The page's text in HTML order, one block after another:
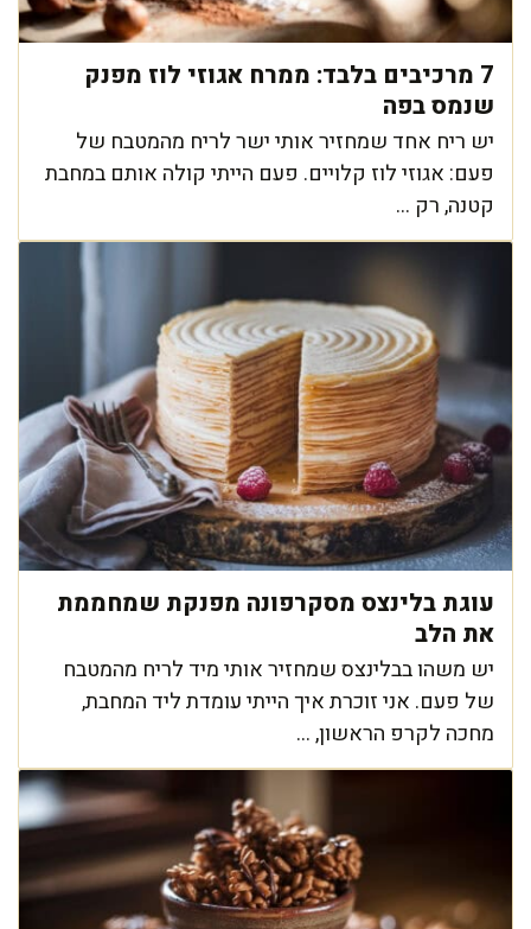
7 מרכיבים בלבד: ממרח אגוזי לוז מפנק
שנמס בפה
יש ריח אחד שמחזיר אותי ישר לריח מהמטבח של
פעם: אגוזי לוז קלויים. פעם הייתי קולה אותם במחבת
קטנה, רק ...
עוגת בלינצס מסקרפונה מפנקת שמחממת
את הלב
יש משהו בבלינצס שמחזיר אותי מיד לריח מהמטבח
של פעם. אני זוכרת איך הייתי עומדת ליד המחבת,
מחכה לקרפ הראשון, ...